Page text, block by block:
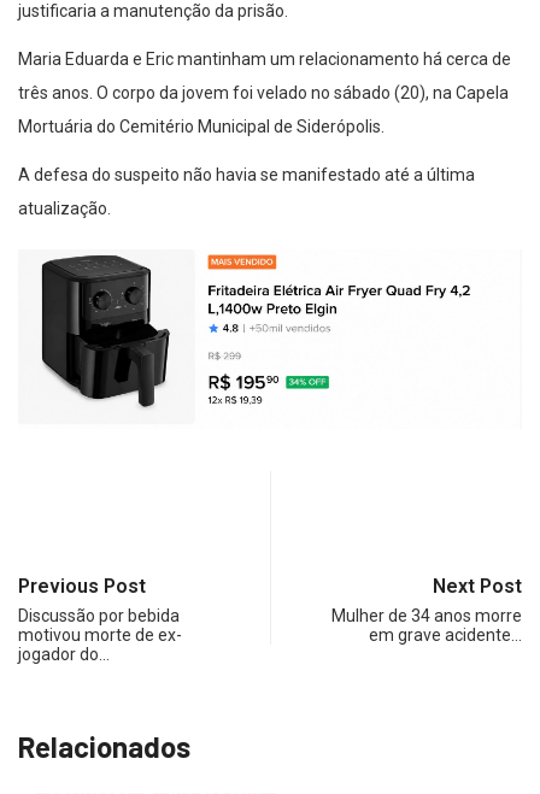
justificaria a manutenção da prisão.
Maria Eduarda e Eric mantinham um relacionamento há cerca de
três anos. O corpo da jovem foi velado no sábado (20), na Capela
Mortuária do Cemitério Municipal de Siderópolis.
A defesa do suspeito não havia se manifestado até a última
atualização.
Previous Post
Discussão por bebida
motivou morte de ex-
jogador do…
Next Post
Mulher de 34 anos morre
em grave acidente…
Relacionados